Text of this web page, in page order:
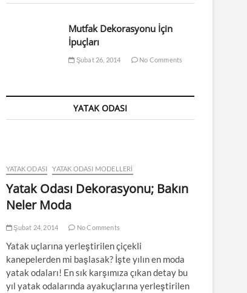
Mutfak Dekorasyonu İçin
İpuçları
Şubat 26, 2014 No Comments
YATAK ODASI
YATAK ODASI YATAK ODASI MODELLERI
Yatak Odası Dekorasyonu; Bakın
Neler Moda
Şubat 24, 2014 No Comments
Yatak uçlarına yerleştirilen çiçekli
kanepelerden mi başlasak? İşte yılın en moda
yatak odaları! En sık karşımıza çıkan detay bu
yıl yatak odalarında ayakuçlarına yerleştirilen